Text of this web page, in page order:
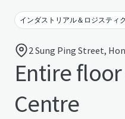
インダストリアル＆ロジスティ
2 Sung Ping Street,
Entire
Centre